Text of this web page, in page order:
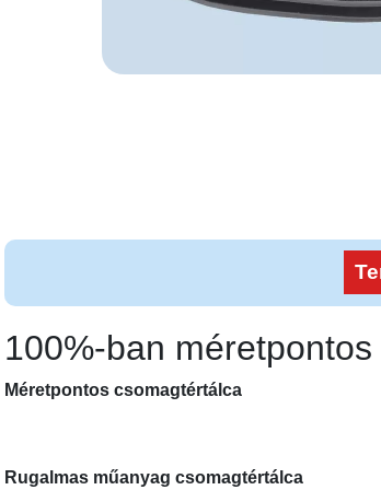
100%-ban
Méretpontos csomagtértálca
Rugalmas műanyag csomagtértálca